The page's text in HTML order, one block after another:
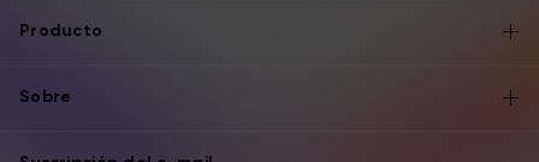
Producto
Sobre